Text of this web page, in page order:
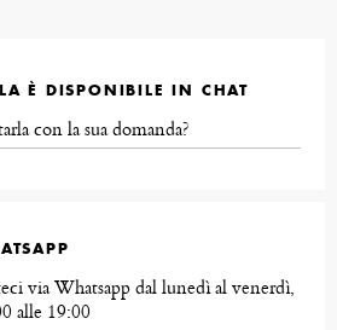
È DISPONIBILE IN CHAT
con la sua domanda?
via Whatsapp dal lunedì al venerdì,
alle 19:00